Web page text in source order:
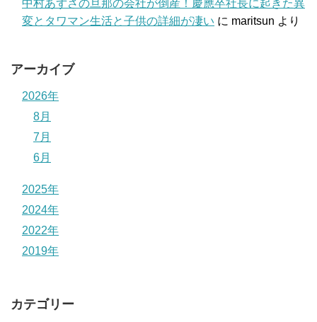
中村あずさの旦那の会社が倒産！慶應卒社長に起きた異
変とタワマン生活と子供の詳細が凄い に maritsun より
アーカイブ
2026年
8月
7月
6月
2025年
2024年
2022年
2019年
カテゴリー